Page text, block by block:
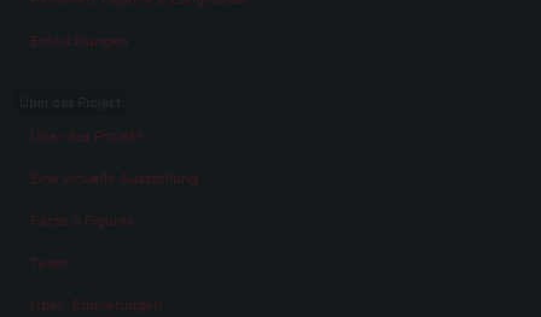
Entwicklungen
Über das Projekt
Eine virtuelle Ausstellung
Facts & Figures
Team
Über „Erinnerungen“